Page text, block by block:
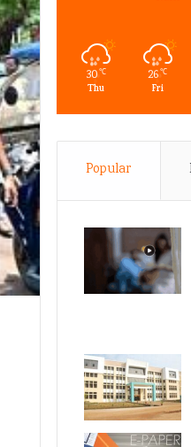
30℃
Thu
26℃
Fri
Popular